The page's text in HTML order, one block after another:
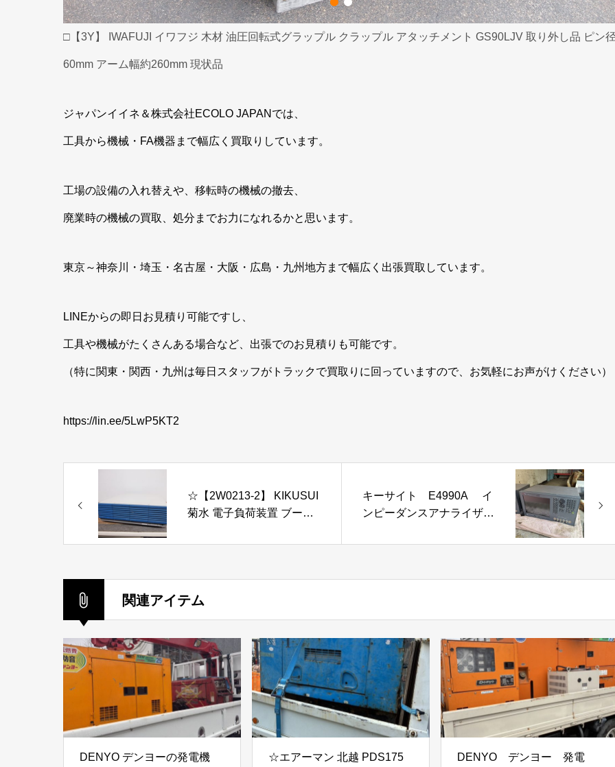
□【3Y】 IWAFUJI イワフジ 木材 油圧回転式グラップル クラップル アタッチメント GS90LJV 取り外し品 ピン
60mm アーム幅約260mm 現状品
ジャパンイイネ＆株式会社ECOLO JAPANでは、
工具から機械・FA機器まで幅広く買取りしています。
工場の設備の入れ替えや、移転時の機械の撤去、
廃業時の機械の買取、処分までお力になれるかと思います。
東京～神奈川・埼玉・名古屋・大阪・広島・九州地方まで幅広く出張買取しています。
LINEからの即日お見積り可能ですし、
工具や機械がたくさんある場合など、出張でのお見積りも可能です。
（特に関東・関西・九州は毎日スタッフがトラックで買取りに回っていますので、お気軽にお声がけください）
https://lin.ee/5LwP5KT2
☆【2W0213-2】 KIKUSUI
菊水 電子負荷装置 ブース
PLZ2004WB 100V ジャン
キーサイト E4990A イ
ンピーダンスアナライザー
関連アイテム
DENYO デンヨーの発電機
☆エアーマン 北越 PDS175
DENYO デンヨー 発電